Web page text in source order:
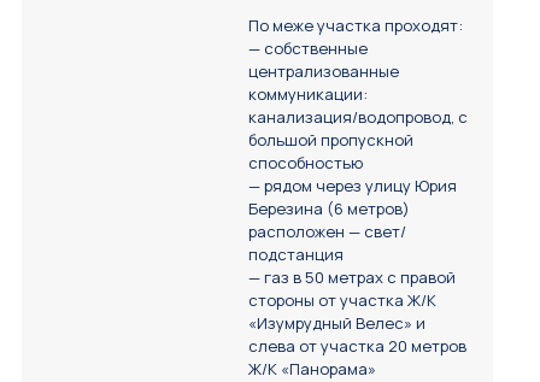
По меже участка проходят:
— собственные
централизованные
коммуникации:
канализация/водопровод, с
большой пропускной
способностью
— рядом через улицу Юрия
Березина (6 метров)
расположен — свет/
подстанция
— газ в 50 метрах с правой
стороны от участка Ж/К
«Изумрудный Велес» и
слева от участка 20 метров
Ж/К «Панорама»